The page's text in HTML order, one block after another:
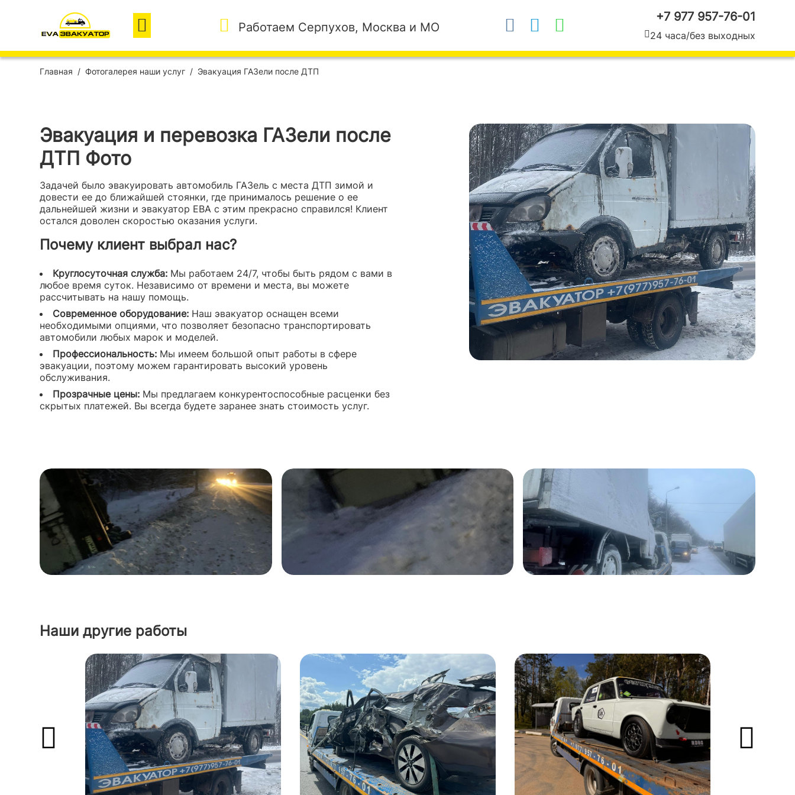
Работаем Серпухов, Москва и МО
+7 977 957-76-01
24 часа/без выходных
Главная Фотогалерея наши услуг Эвакуация ГАЗели после ДТП
Эвакуация и перевозка ГАЗели после
ДТП Фото
Задачей было эвакуировать автомобиль ГАЗель с места ДТП зимой и
довести ее до ближайшей стоянки, где принималось решение о ее
дальнейшей жизни и эвакуатор ЕВА с этим прекрасно справился! Клиент
остался доволен скоростью оказания услуги.
Почему клиент выбрал нас?
Круглосуточная служба: Мы работаем 24/7, чтобы быть рядом с вами в
любое время суток. Независимо от времени и места, вы можете
рассчитывать на нашу помощь.
Современное оборудование: Наш эвакуатор оснащен всеми
необходимыми опциями, что позволяет безопасно транспортировать
автомобили любых марок и моделей.
Профессиональность: Мы имеем большой опыт работы в сфере
эвакуации, поэтому можем гарантировать высокий уровень
обслуживания.
Прозрачные цены: Мы предлагаем конкурентоспособные расценки без
скрытых платежей. Вы всегда будете заранее знать стоимость услуг.
Наши другие работы